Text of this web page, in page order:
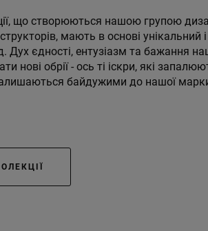
що створюються нашою групою
мають в основі унікальний і
Дух єдності, ентузіазм та бажання
нові обрії - ось ті іскри, які
байдужими до нашої